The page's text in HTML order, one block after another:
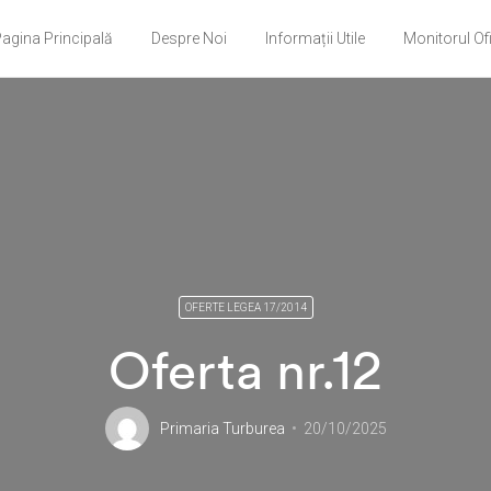
Principală Despre Noi Informații Utile Monitorul
OFERTE LEGEA 17/2014
Oferta nr.12
Primaria Turburea 20/10/2025